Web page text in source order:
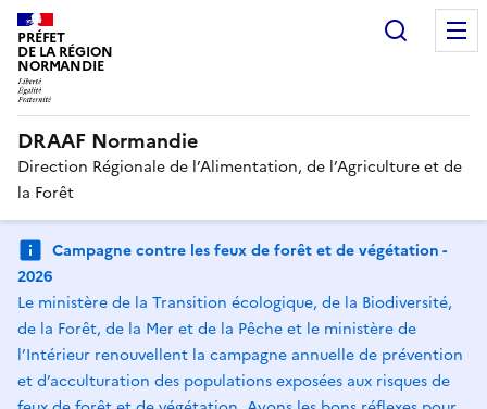
PRÉFET
DE LA RÉGION
NORMANDIE
DRAAF Normandie
Direction Régionale de l’Alimentation, de l’Agriculture et de
la Forêt
Campagne contre les feux de forêt et de végétation -
2026
Le ministère de la Transition écologique, de la Biodiversité,
de la Forêt, de la Mer et de la Pêche et le ministère de
l’Intérieur renouvellent la campagne annuelle de prévention
et d’acculturation des populations exposées aux risques de